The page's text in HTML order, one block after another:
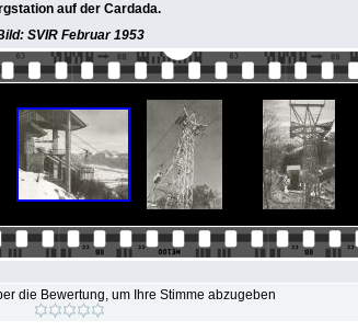
auf der Cardada.
SVIR Februar 1953
die Bewertung, um Ihre Stimme abzugeben